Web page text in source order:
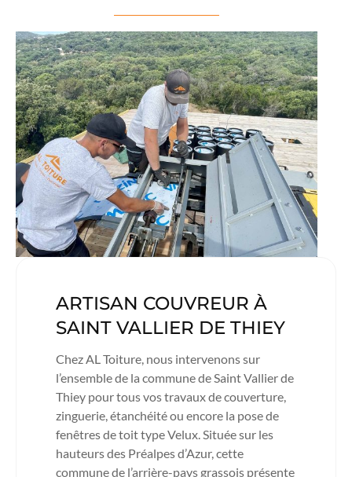
ARTISAN COUVREUR À
SAINT VALLIER DE THIEY
Chez AL Toiture, nous intervenons sur
l’ensemble de la commune de Saint Vallier de
Thiey pour tous vos travaux de couverture,
zinguerie, étanchéité ou encore la pose de
fenêtres de toit type Velux. Située sur les
hauteurs des Préalpes d’Azur, cette
commune de l’arrière-pays grassois présente